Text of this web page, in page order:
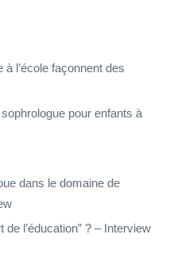
l’école façonnent des
pour enfants à
dans le domaine de
de l’éducation” ? – Interview